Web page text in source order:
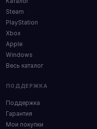
Steam
PlayStation
Xbox
Apple
Windows
Весь каталог
ПОДДЕРЖКА
Поддержка
Гарантия
Мои покупки